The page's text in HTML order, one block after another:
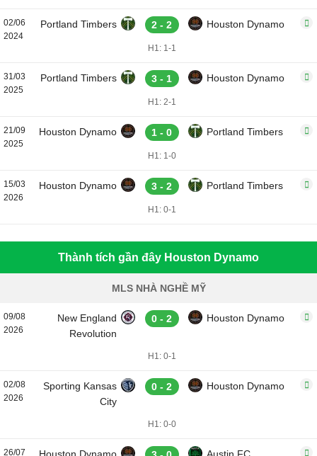
02/06
2024
Portland Timbers 2 - 2 Houston Dynamo
H1: 1-1
31/03
2025
Portland Timbers 3 - 1 Houston Dynamo
H1: 2-1
21/09
2025
Houston Dynamo 1 - 0 Portland Timbers
H1: 1-0
15/03
2026
Houston Dynamo 3 - 2 Portland Timbers
H1: 0-1
Thành tích gần đây Houston Dynamo
MLS NHÀ NGHỀ MỸ
09/08
2026
New England
Revolution
0 - 2 Houston Dynamo
H1: 0-1
02/08
2026
Sporting Kansas
City
0 - 2 Houston Dynamo
H1: 0-0
26/07